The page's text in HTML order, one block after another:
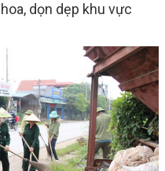
dọn dẹp khu vực